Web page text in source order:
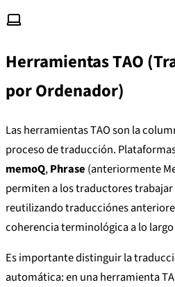
Herramientas TAO
por Ordenador)
Las herramientas TAO son la
proceso de traducción.
memoQ,Phrase (anteriormente
permiten a los traductores
reutilizando traducciónes
coherencia terminológica a lo
Es importante distinguir la
automática: en una herramienta